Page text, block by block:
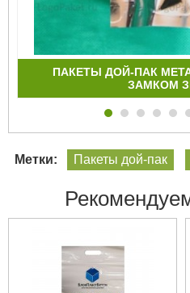
ПАКЕТЫ ДОЙ-ПАК
ЗАМКОМ
Метки: Пакеты дой-пак